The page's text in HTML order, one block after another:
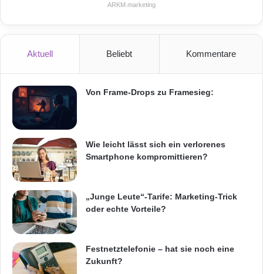
ARKM.marketing
Aktuell Beliebt Kommentare
Von Frame-Drops zu Framesieg:
Wie leicht lässt sich ein verlorenes
Smartphone kompromittieren?
„Junge Leute“-Tarife: Marketing-Trick
oder echte Vorteile?
Festnetztelefonie – hat sie noch eine
Zukunft?